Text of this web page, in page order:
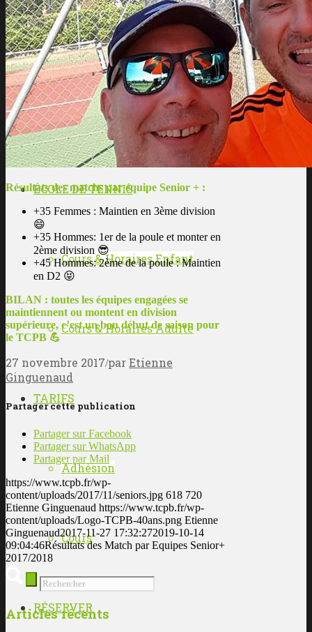
Les enseignants
L’histoire du club
ÉCOLE DE TENNIS
Cours & Horaires Enfant
Cours & Horaires Adulte
TARIFS
Adhésion
Cours
RÉSERVER
Résultats des matchs par équipe Senior + :
+35 Femmes : Maintien en 3ème division
😄
+35 Hommes: 1er de la poule et monter en
2ème division 😎
+45 Hommes: 2ème de la poule : Maintien
en D2 😝
BILAN : toutes les équipes engagées se
maintiennent ou montent en division
supérieure, c’est un bon début de saison pour
le TCPB 💪
27 novembre 2017/parEtienne
Ginguenaud
Partager cette publication
Partager sur Facebook
Partager sur WhatsApp
Partager par Mail
https://www.tcpb.fr/wp-
content/uploads/2017/11/seniors.jpg 618 720
Etienne Ginguenaud https://www.tcpb.fr/wp-
content/uploads/Logo-TCPB-40ans.png Etienne
Ginguenaud2017-11-27 17:32:272019-10-14
09:04:46Résultats des Match par Equipes Senior+
2017/2018
Articles récents